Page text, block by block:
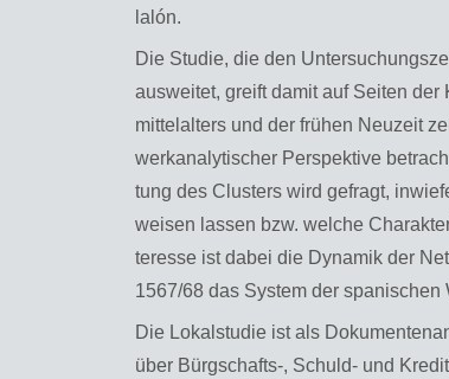
lalón.
Die Stu­die, die den
aus­wei­tet, greift damit auf Sei­ten
mit­tel­al­ters und der frü­hen Neu­zeit
werkana­ly­ti­scher Per­spek­ti­ve
tung des Clus­ters wird ge­fragt,
wei­sen las­sen bzw. wel­che
ter­es­se ist dabei die Dy­na­mik der
1567/68 das Sys­tem der
Die Lo­kal­stu­die ist als
über Bürg­schafts-, Schuld- und